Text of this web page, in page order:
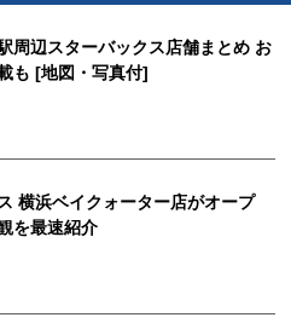
周辺スターバックス店舗まとめ お
も [地図・写真付]
横浜ベイクォーター店がオープ
を最速紹介